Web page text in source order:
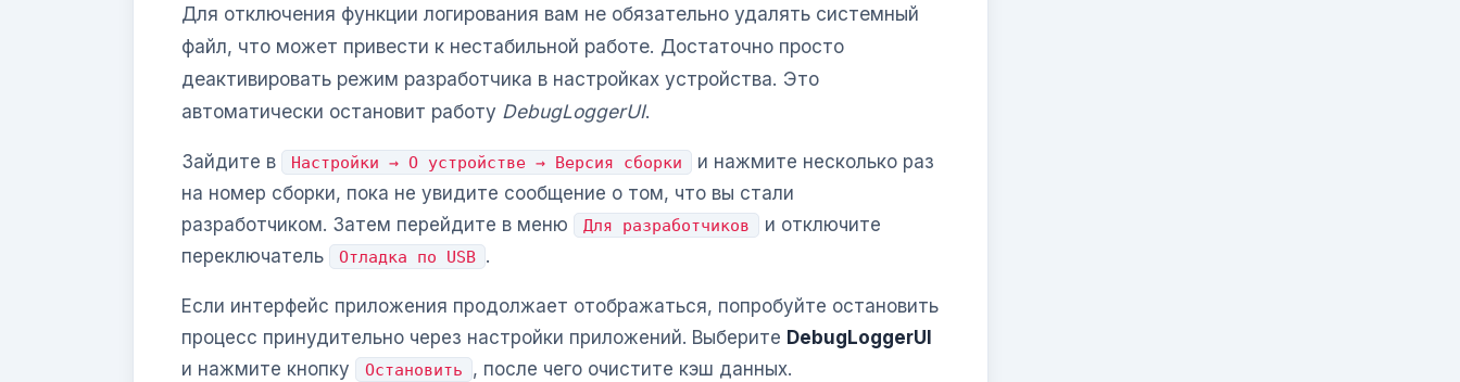
Для отключения функции логирования вам не обязательно удалять системный
файл, что может привести к нестабильной работе. Достаточно просто
деактивировать режим разработчика в настройках устройства. Это
автоматически остановит работу DebugLoggerUI.
Зайдите в Настройки → О устройстве → Версия сборки
и нажмите несколько раз
на номер сборки, пока не увидите сообщение о том, что вы стали
разработчиком. Затем перейдите в меню
Для разработчиков
и отключите
переключатель
Отладка по USB .
Если интерфейс приложения продолжает отображаться, попробуйте остановить
процесс принудительно через настройки приложений. Выберите DebugLoggerUI
и нажмите кнопку
Остановить , после чего очистите кэш данных.